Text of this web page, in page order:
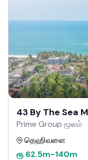
43 By The Sea
Prime Group மூலம்
தெஹிவளை
ரூ 62.5m-140m